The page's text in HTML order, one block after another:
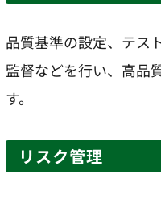
品質基準の設定、テス
監督などを行い、高品
す。
リスク管理